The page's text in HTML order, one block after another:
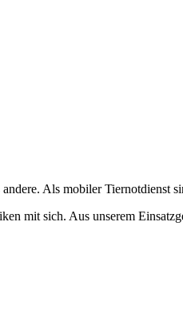
Als mobiler Tiernotdienst
mit sich. Aus unserem